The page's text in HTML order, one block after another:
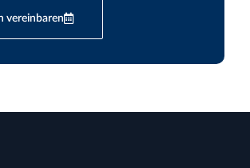
vereinbaren